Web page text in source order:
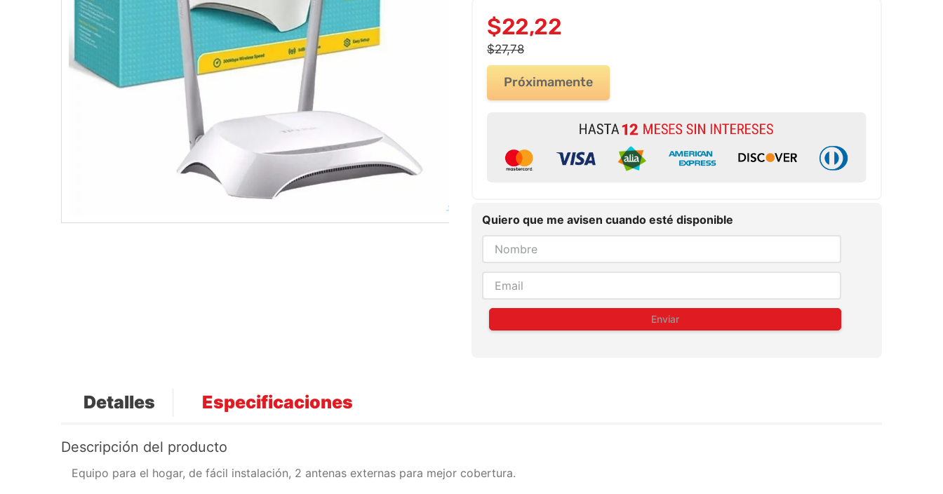
$22,22
$27,78
Próximamente
Quiero que me avisen cuando esté disponible
Enviar
Detalles Especificaciones
Descripción del producto
Equipo para el hogar, de fácil instalación, 2 antenas externas para mejor cobertura.